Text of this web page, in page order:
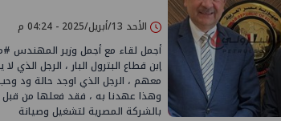
الأحد 13/أبريل/2025 - 04:24 م
أجمل لقاء مع أجمل وزير المهندس
إبن قطاع البترول البار ، الرجل
معهم ، الرجل الذي اوجد حالة ود وحب
وهذا عهدنا به ، فقد فعلها من
بالشركة المصرية لتشغيل وصيانة